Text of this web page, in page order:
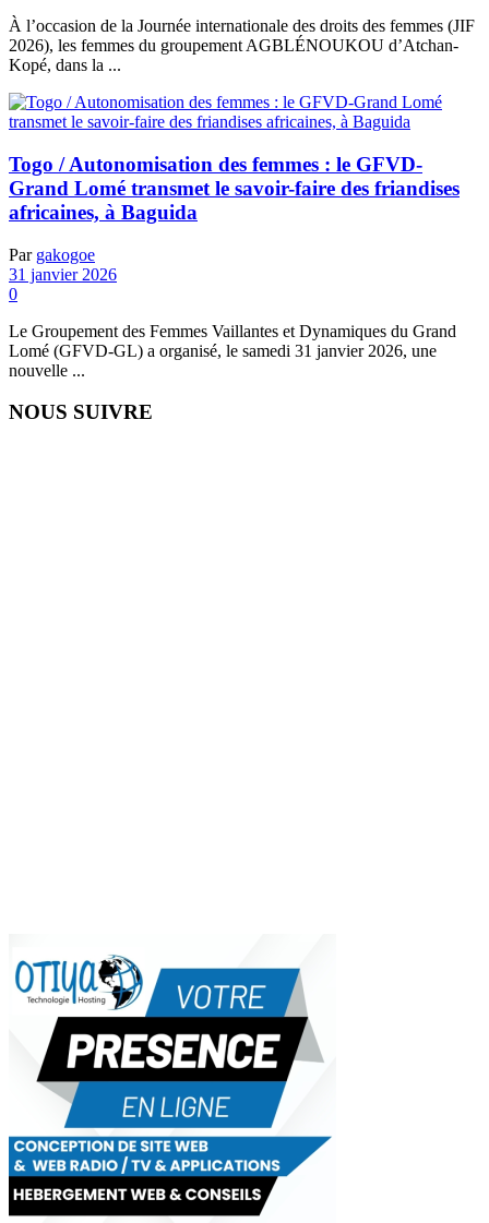
À l’occasion de la Journée internationale des droits des femmes (JIF
2026), les femmes du groupement AGBLÉNOUKOU d’Atchan-
Kopé, dans la ...
Togo / Autonomisation des femmes : le GFVD-
Grand Lomé transmet le savoir-faire des friandises
africaines, à Baguida
Par gakogoe
31 janvier 2026
0
Le Groupement des Femmes Vaillantes et Dynamiques du Grand
Lomé (GFVD-GL) a organisé, le samedi 31 janvier 2026, une
nouvelle ...
NOUS SUIVRE